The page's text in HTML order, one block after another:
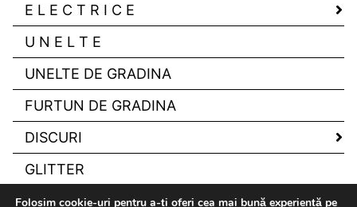
E L E C T R I C E
U N E L T E
UNELTE DE GRADINA
FURTUN DE GRADINA
DISCURI
GLITTER
Folosim cookie-uri pentru a-ți oferi cea mai bună experiență pe